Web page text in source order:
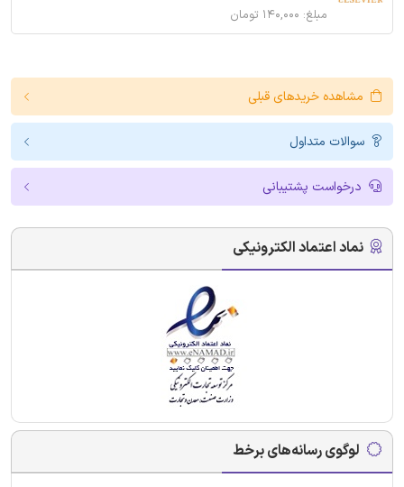
مبلغ: ۱۴۰,۰۰۰ تومان
مشاهده خریدهای قبلی
سوالات متداول
درخواست پشتیبانی
نماد اعتماد الکترونیکی
لوگوی رسانه‌های برخط